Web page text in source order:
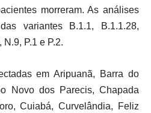
morreram. As análises
variantes B.1.1, B.1.1.28,
P.1 e P.2.
em Aripuanã, Barra do
Novo dos Parecis, Chapada
Cuiabá, Curvelândia, Feliz